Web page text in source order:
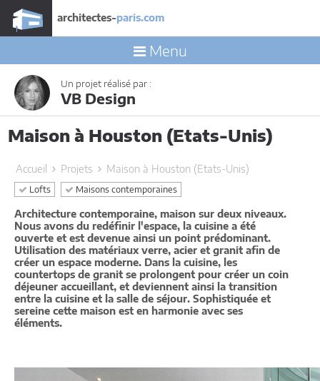
architectes-paris.com
Menu
Un projet réalisé par :
VB Design
Maison à Houston (Etats-Unis)
Accueil Projets Maison à Houston (Etats-Unis)
Lofts Maisons contemporaines
Architecture contemporaine, maison sur deux niveaux.
Nous avons du redéfinir l'espace, la cuisine a été
ouverte et est devenue ainsi un point prédominant.
Utilisation des matériaux verre, acier et granit afin de
créer un espace moderne. Dans la cuisine, les
countertops de granit se prolongent pour créer un coin
déjeuner accueillant, et deviennent ainsi la transition
entre la cuisine et la salle de séjour. Sophistiquée et
sereine cette maison est en harmonie avec ses
éléments.